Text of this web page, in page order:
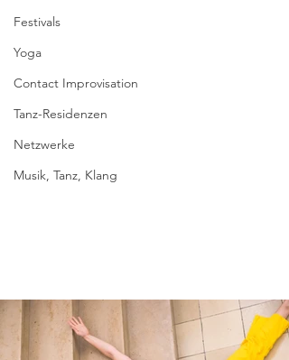
Festivals
Yoga
Contact Improvisation
Tanz-Residenzen
Netzwerke
Musik, Tanz, Klang